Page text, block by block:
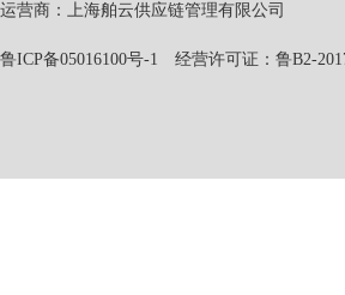
运营商：上海舶云供应链管理有限公
鲁ICP备05016100号-1 经营许可证：鲁B2-